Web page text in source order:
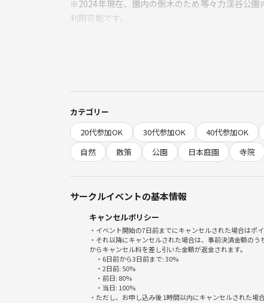
※2024年現在、園内の倒木のため等々力渓谷公
利用可能です。
「等々力不動尊」
きた寺院です。境内にはイチョウやカエデの樹林
ころから景色を見下ろせる展望台も撮影スポット
「日本庭園」
下流方面にある竹林の上を見上げると竹の間を縫
甘味処「雪月花（せつげっか）」
温かいおしるこや甘酒を提供していて、寒い日の
ので、寒い日も快適ですよ。窓際席は、渓谷を上
みなさんで自然豊かな渓谷に行ってみましょ〜！
カテゴリー
20代参加OK
30代参加OK 40代参加OK
自然
散策 公園 日本庭園 寺院
サークルイベントの基本情報
キャンセルポリシー
・イベント開始の7日前までにキャンセルされた場合はポ
・それ以降にキャンセルされた場合は、事前決済金額の
からキャンセル料を差し引いた金額が返金されます。
・6日前から3日前まで: 30%
・2日前: 50%
・前日: 80%
・当日: 100%
・ただし、お申し込み後 1時間以内にキャンセルされた場